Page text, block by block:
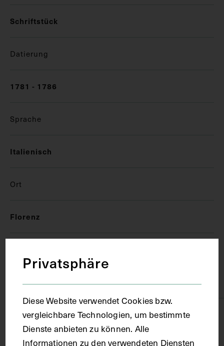
Schriftstück
Datierung
1781 - 1786
Sprache
Italienisch
Ort
Florenz
Papier
Technik
Privatsphäre
Diese Website verwendet Cookies bzw.
vergleichbare Technologien, um bestimmte
Dienste anbieten zu können. Alle
Informationen zu den verwendeten Diensten